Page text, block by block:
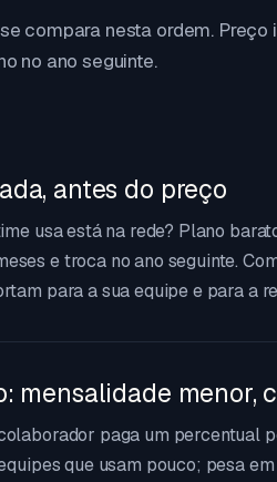
compara nesta ordem. Preço
no ano seguinte.
antes do preço
usa está na rede? Plano
e troca no ano seguinte.
para a sua equipe e para a
mensalidade menor,
paga um percentual
que usam pouco; pesa